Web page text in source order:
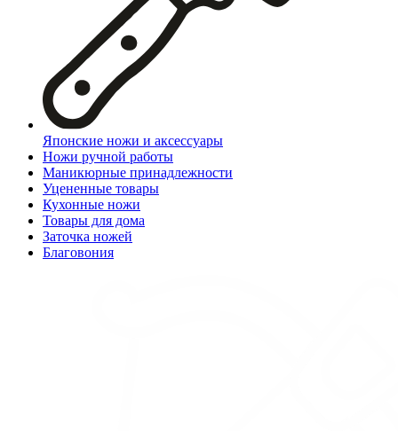
Японские ножи и аксессуары
Ножи ручной работы
Маникюрные принадлежности
Уцененные товары
Кухонные ножи
Товары для дома
Заточка ножей
Благовония